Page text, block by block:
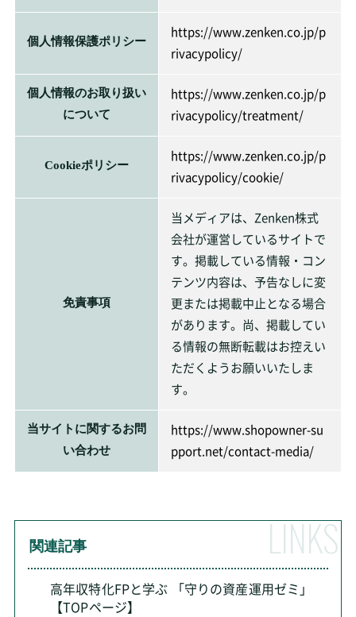
個人情報保護ポリシー
https://www.zenken.co.jp/p
rivacypolicy/
個人情報のお取り扱い
について
https://www.zenken.co.jp/p
rivacypolicy/treatment/
Cookieポリシー
https://www.zenken.co.jp/p
rivacypolicy/cookie/
免責事項
当メディアは、Zenken株式
会社が運営しているサイトで
す。掲載している情報・コン
テンツ内容は、予告なしに変
更または掲載中止となる場合
があります。尚、掲載してい
る情報の無断転載はお控えい
ただくようお願いいたしま
す。
当サイトに関するお問
い合わせ
https://www.shopowner-su
pport.net/contact-media/
関連記事
高年収特化FPと学ぶ 「守りの資産運用ゼミ」
【TOPページ】